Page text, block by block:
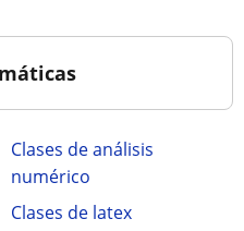
Clases de análisis
numérico
Clases de latex